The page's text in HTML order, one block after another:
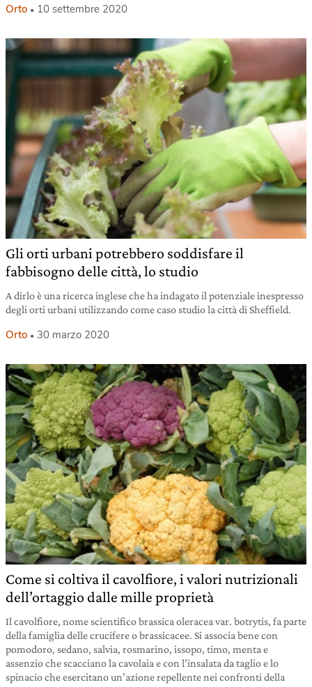
Orto 10 settembre 2020
Gli orti urbani potrebbero soddisfare il
fabbisogno delle città, lo studio
A dirlo è una ricerca inglese che ha indagato il potenziale inespresso
degli orti urbani utilizzando come caso studio la città di Sheffield.
Orto 30 marzo 2020
Come si coltiva il cavolfiore, i valori nutrizionali
dell’ortaggio dalle mille proprietà
Il cavolfiore, nome scientifico brassica oleracea var. botrytis, fa parte
della famiglia delle crucifere o brassicacee. Si associa bene con
pomodoro, sedano, salvia, rosmarino, issopo, timo, menta e
assenzio che scacciano la cavolaia e con l’insalata da taglio e lo
spinacio che esercitano un’azione repellente nei confronti della